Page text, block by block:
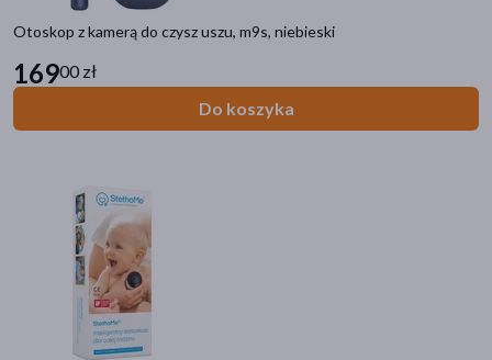
Otoskop z kamerą do czysz uszu, m9s, niebieski
16900 zł
Do koszyka